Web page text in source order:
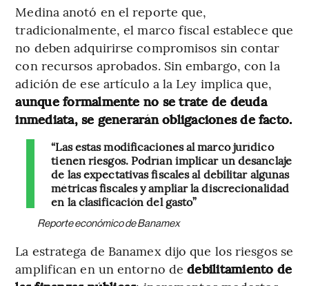
Medina anotó en el reporte que,
tradicionalmente, el marco fiscal establece que
no deben adquirirse compromisos sin contar
con recursos aprobados. Sin embargo, con la
adición de ese artículo a la Ley implica que,
aunque formalmente no se trate de deuda
inmediata, se generarán obligaciones de facto.
“Las estas modificaciones al marco jurídico
tienen riesgos. Podrían implicar un desanclaje
de las expectativas fiscales al debilitar algunas
métricas fiscales y ampliar la discrecionalidad
en la clasificación del gasto”
Reporte económico de Banamex
La estratega de Banamex dijo que los riesgos se
amplifican en un entorno dedebilitamiento de